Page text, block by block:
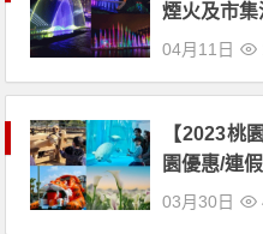
煙火及市集
04月11日
【2023桃
園優惠/連
03月30日